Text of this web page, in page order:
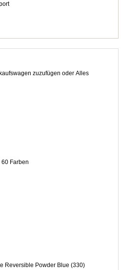
zuzufügen oder Alles
Farben
Reversible Powder Blue (330)